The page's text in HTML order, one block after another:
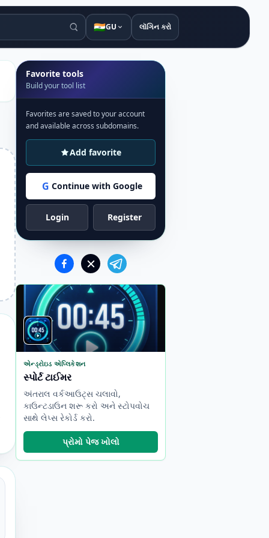
🇮🇳GU લૉગિન કરો
Favorite tools
Build your tool list
Favorites are saved to your account
and available across subdomains.
Add favorite
G Continue with Google
Login Register
એન્ડ્રોઇડ એપ્લિકેશન
સ્પોર્ટ ટાઈમર
અંતરાલ વર્કઆઉટ્સ ચલાવો,
કાઉન્ટડાઉન શરૂ કરો અને સ્ટોપવોચ
સાથે લેપ્સ રેકોર્ડ કરો.
પ્રોમો પેજ ખોલો